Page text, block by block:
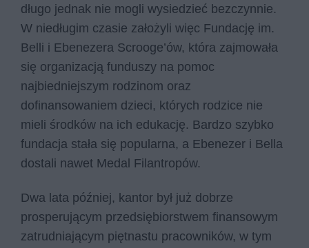
długo jednak nie mogli wysiedzieć bezczynnie.
W niedługim czasie założyli więc Fundację im.
Belli i Ebenezera Scrooge’ów, która zajmowała
się organizacją funduszy na pomoc
najbiedniejszym rodzinom oraz
dofinansowaniem dzieci, których rodzice nie
mieli środków na ich edukację. Bardzo szybko
fundacja stała się popularna, a Ebenezer i Bella
dostali nawet Medal Filantropów.
Dwa lata później, kantor był już dobrze
prosperującym przedsiębiorstwem finansowym
zatrudniającym piętnastu pracowników, w tym